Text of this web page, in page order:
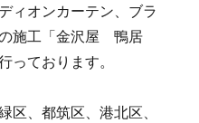
ィオンカーテン、ブラ
施工「金沢屋 鴨居
っております。
区、都筑区、港北区、